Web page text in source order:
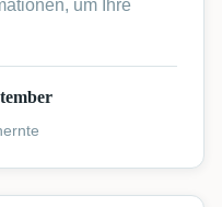
um Ihre